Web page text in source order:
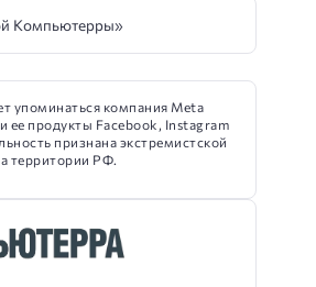
Компьютерры»
упоминаться компания Meta
ее продукты Facebook, Instagram
признана экстремистской
территории РФ.